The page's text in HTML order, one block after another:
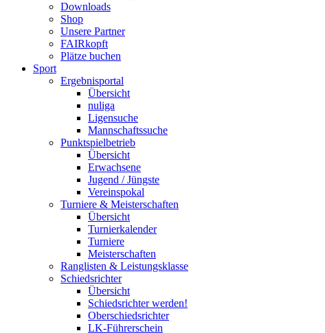
Downloads
Shop
Unsere Partner
FAIRkopft
Plätze buchen
Sport
Ergebnisportal
Übersicht
nuliga
Ligensuche
Mannschaftssuche
Punktspielbetrieb
Übersicht
Erwachsene
Jugend / Jüngste
Vereinspokal
Turniere & Meisterschaften
Übersicht
Turnierkalender
Turniere
Meisterschaften
Ranglisten & Leistungsklasse
Schiedsrichter
Übersicht
Schiedsrichter werden!
Oberschiedsrichter
LK-Führerschein